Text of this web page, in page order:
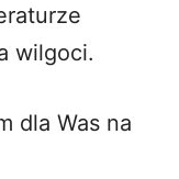
wilgoci.
dla Was na